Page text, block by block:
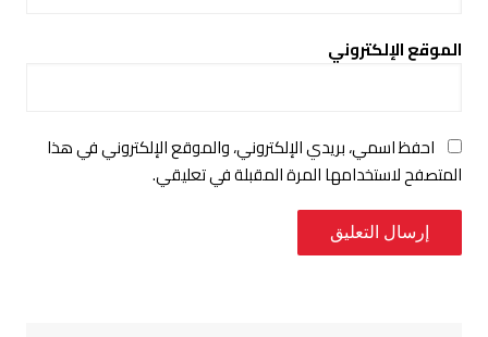
الموقع الإلكتروني
احفظ اسمي، بريدي الإلكتروني، والموقع الإلكتروني في هذا
المتصفح لاستخدامها المرة المقبلة في تعليقي.